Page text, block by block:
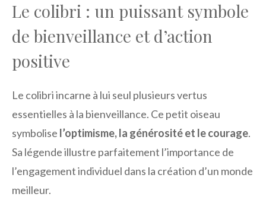
Le colibri : un puissant symbole
de bienveillance et d’action
positive
Le colibri incarne à lui seul plusieurs vertus
essentielles à la bienveillance. Ce petit oiseau
symbolise l’optimisme, la générosité et le courage.
Sa légende illustre parfaitement l’importance de
l’engagement individuel dans la création d’un monde
meilleur.